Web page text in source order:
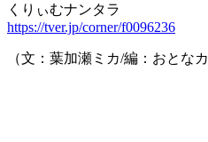
くりぃむナンタラ
https://tver.jp/corner/f0096236
（文：葉加瀬ミカ/編：おとな